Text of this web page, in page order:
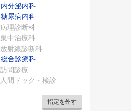
内分泌内科
糖尿病内科
病理診断科
集中治療科
放射線診断科
総合診療科
訪問診療
人間ドック・検診
指定を外す